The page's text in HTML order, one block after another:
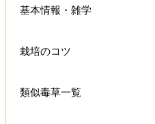
基本情報・雑学
栽培のコツ
類似毒草一覧